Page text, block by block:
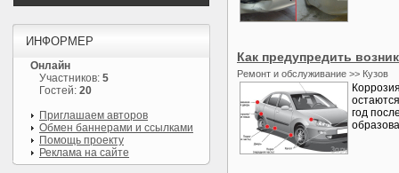
Как предупредить
Ремонт и обслуживание >> Кузов
год
ИНФОРМЕР
Онлайн
Участников: 5
Гостей: 20
Приглашаем авторов
Обмен баннерами и ссылками
Помощь проекту
Реклама на сайте